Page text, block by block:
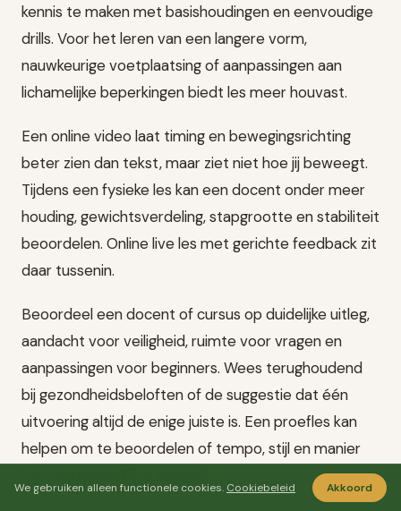
kennis te maken met basishoudingen en eenvoudige
drills. Voor het leren van een langere vorm,
nauwkeurige voetplaatsing of aanpassingen aan
lichamelijke beperkingen biedt les meer houvast.
Een online video laat timing en bewegingsrichting
beter zien dan tekst, maar ziet niet hoe jij beweegt.
Tijdens een fysieke les kan een docent onder meer
houding, gewichtsverdeling, stapgrootte en stabiliteit
beoordelen. Online live les met gerichte feedback zit
daar tussenin.
Beoordeel een docent of cursus op duidelijke uitleg,
aandacht voor veiligheid, ruimte voor vragen en
aanpassingen voor beginners. Wees terughoudend
bij gezondheidsbeloften of de suggestie dat één
uitvoering altijd de enige juiste is. Een proefles kan
helpen om te beoordelen of tempo, stijl en manier
We gebruiken alleen functionele cookies. Cookiebeleid Akkoord